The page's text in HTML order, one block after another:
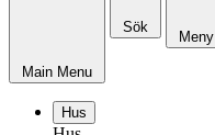
Main Menu
Sök
Meny
Hus